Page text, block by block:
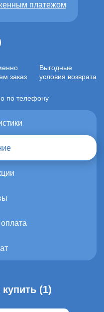
платежом
заказ
Выгодные
условия возврата
по телефону
(1)